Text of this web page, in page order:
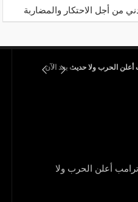
أعلن الحرب ولا